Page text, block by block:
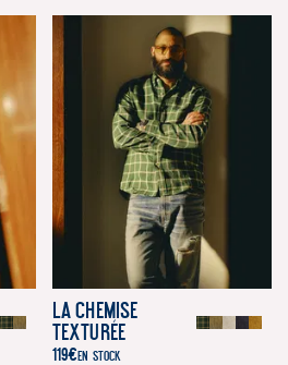
La Chemise
Texturée
119€EN STOCK